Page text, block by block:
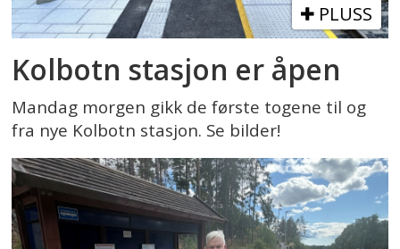
PLUSS
Kolbotn stasjon er åpen
Mandag morgen gikk de første togene til og
fra nye Kolbotn stasjon. Se bilder!